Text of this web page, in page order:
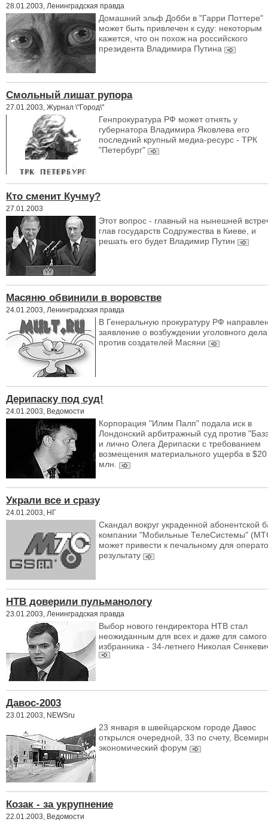
28.01.2003, Ленинградская правда
Домашний эльф Добби в "Гарри Поттере"
может быть привлечен к суду: некоторым
кажется, что он похож на российского
президента Владимира Путина
Смольный лишат рупора
27.01.2003, Журнал \"Город\"
Генпрокуратура РФ может отнять у
губернатора Владимира Яковлева его
последний крупный медиа-ресурс - ТРК
"Петербург"
Кто сменит Кучму?
27.01.2003
Этот вопрос - главный на нынешней
глав государств Содружества в Киеве, и
решать его будет Владимир Путин
Масяню обвинили в воровстве
24.01.2003, Ленинградская правда
В Генеральную прокуратуру РФ
заявление о возбуждении уголовного дела
против создателей Масяни
Дерипаску под суд!
24.01.2003, Ведомости
Корпорация "Илим Палп" подала иск в
Лондонский арбитражный суд против
и лично Олега Дерипаски с требованием
возмещения материального ущерба в $20
млн.
Украли все и сразу
24.01.2003, НГ
Скандал вокруг украденной абонентской
компании "Мобильные ТелеСистемы"
может привести к печальному для
результату
НТВ доверили пульманологу
23.01.2003, Ленинградская правда
Выбор нового гендиректора НТВ стал
неожиданным для всех и даже для самого
избранника - 34-летнего Николая
Давос-2003
23.01.2003, NEWSru
23 января в швейцарском городе Давос
открылся очередной, 33 по счету,
экономический форум
Козак - за укрупнение
22.01.2003, Ведомости